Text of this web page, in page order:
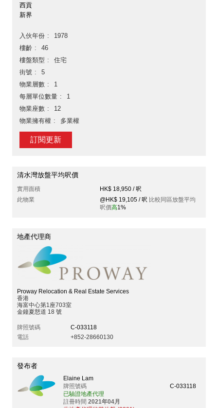
西貢
新界
入伙年份
1978
樓齡
46
樓盤類型
住宅
街號
5
物業層數
1
每層單位數量
1
物業座數
12
物業擁有權
多業權
訂閱更新
清水灣放盤平均呎價
實用面積
HK$ 18,950 / 呎
此物業
@HK$ 19,105 / 呎 比較同區放盤平均
呎價高1%
地產代理商
Proway Relocation & Real Estate Services
香港
海富中心第1座703室
金鐘夏慤道 18 號
牌照號碼
C-033118
電話
+852-28660130
發布者
Elaine Lam
牌照號碼
C-033118
已驗證地產代理
註冊時間 2021年04月